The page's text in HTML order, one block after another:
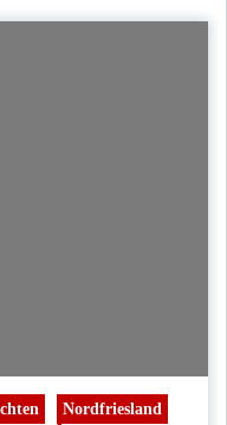
Nordfriesland